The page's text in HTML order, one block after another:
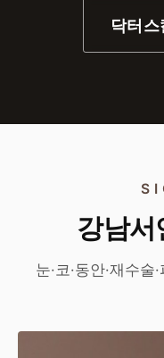
닥터
강남서
눈·코·동안·재수